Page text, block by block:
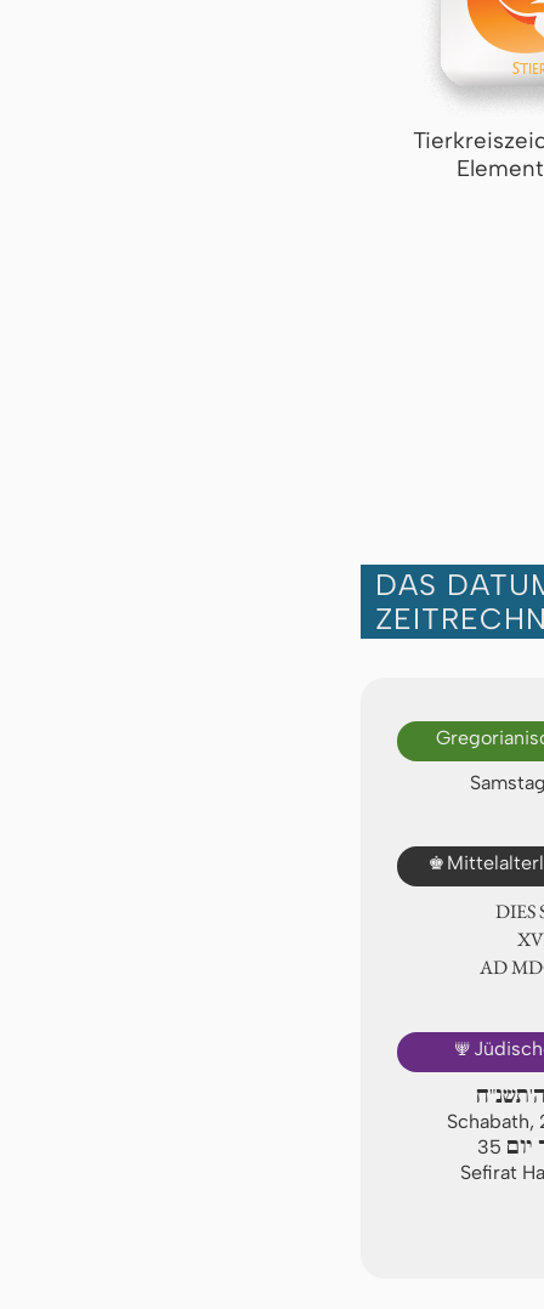
DAS
♚
DIES
AD
🕎
Schabath,
35
Sefirat